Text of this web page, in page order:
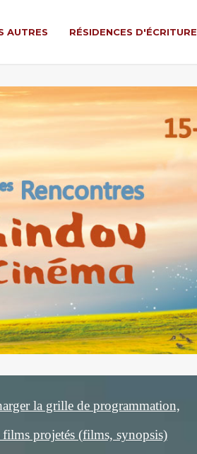
AUTRES RÉSIDENCES D'ÉCRITURE
la grille de programmation,
projetés (films, synopsis)